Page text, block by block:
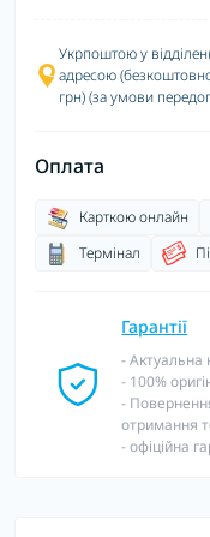
Укрпоштою у
адресою
грн) (за умови
Оплата
Карткою онлайн
Термінал
Гарантії
- Актуальна
- 100%
-
отримання
- офіційна